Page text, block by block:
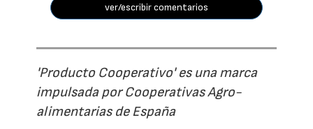
ver/escribir comentarios
'Producto Cooperativo' es una marca
impulsada por Cooperativas Agro-
alimentarias de España